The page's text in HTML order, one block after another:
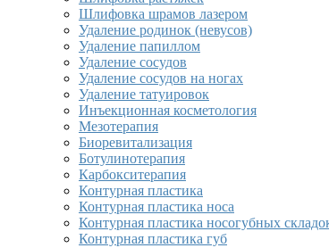
Шлифовка шрамов лазером
Удаление родинок (невусов)
Удаление папиллом
Удаление сосудов
Удаление сосудов на ногах
Удаление татуировок
Инъекционная косметология
Мезотерапия
Биоревитализация
Ботулинотерапия
Карбокситерапия
Контурная пластика
Контурная пластика носа
Контурная пластика носогубных
Контурная пластика губ